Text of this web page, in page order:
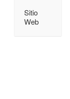
Sitio
Web